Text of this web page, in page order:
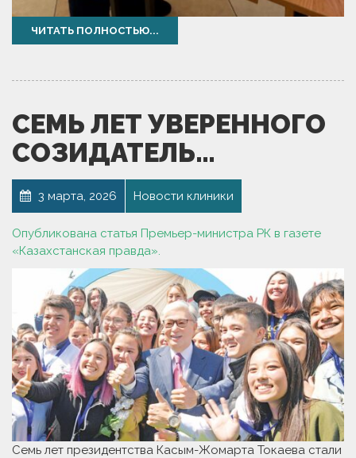
ЧИТАТЬ ПОЛНОСТЬЮ...
СЕМЬ ЛЕТ УВЕРЕННОГО
СОЗИДАТЕЛЬ…
3 марта, 2026 Новости клиники
Опубликована статья Премьер-министра РК в газете
«Казахстанская правда».
Семь лет президентства Касым-Жомарта Токаева стали